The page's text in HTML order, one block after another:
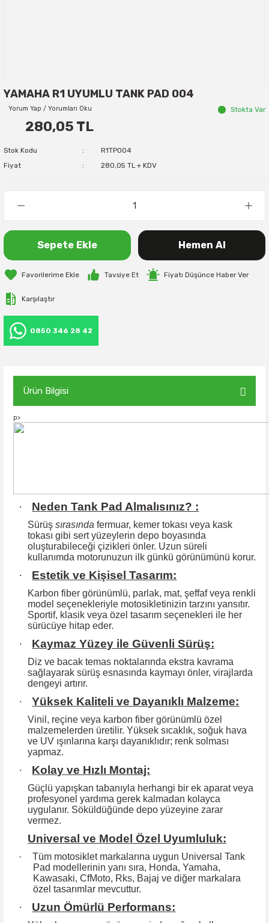
YAMAHA R1 UYUMLU TANK PAD 004
Yorum Yap / Yorumları Oku Stokta Var
280,05 TL
Stok Kodu
R1TP004
Fiyat
280,05 TL + KDV
Sepete Ekle Hemen Al
Tavsiye Et Fiyatı Düşünce Haber Ver
Karşılaştır
0850 346 28 42
Ürün Bilgisi
p>
· Neden Tank Pad Almalısınız? :
Sürüş sırasında fermuar, kemer tokası veya kask
tokası gibi sert yüzeylerin depo boyasında
oluşturabileceği çizikleri önler. Uzun süreli
kullanımda motorunuzun ilk günkü görünümünü korur.
· Estetik ve Kişisel Tasarım:
Karbon fiber görünümlü, parlak, mat, şeffaf veya renkli
model seçenekleriyle motosikletinizin tarzını yansıtır.
Sportif, klasik veya özel tasarım seçenekleri ile her
sürücüye hitap eder.
· Kaymaz Yüzey ile Güvenli Sürüş:
Diz ve bacak temas noktalarında ekstra kavrama
sağlayarak sürüş esnasında kaymayı önler, virajlarda
dengeyi artırır.
· Yüksek Kaliteli ve Dayanıklı Malzeme:
Vinil, reçine veya karbon fiber görünümlü özel
malzemelerden üretilir. Yüksek sıcaklık, soğuk hava
ve UV ışınlarına karşı dayanıklıdır; renk solması
yapmaz.
· Kolay ve Hızlı Montaj:
Güçlü yapışkan tabanıyla herhangi bir ek aparat veya
profesyonel yardıma gerek kalmadan kolayca
uygulanır. Söküldüğünde depo yüzeyine zarar
vermez.
Universal ve Model Özel Uyumluluk:
·
Tüm motosiklet markalarına uygun Universal Tank
Pad modellerinin yanı sıra, Honda, Yamaha,
Kawasaki, CfMoto, Rks, Bajaj ve diğer markalara
özel tasarımlar mevcuttur.
· Uzun Ömürlü Performans: